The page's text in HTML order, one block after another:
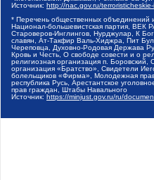
Источник: http://nac.gov.ru/
* Перечень общественных объединений
Национал-большевистская партия, ВЕК
Староверов-Инглингов, Нурджулар, К
славян, Ат-Такфир Валь-Хиджра, Пит
Череповца, Духовно-Родовая Держава
Кровь и Честь, О свободе совести и о
религиозная организация п.
организация «Братство», Свидетели
болельщиков «Фирма», Молодежная
республика Русь, Арестантское
прав граждан, Штабы Навального
Источник: https://minjust.gov.ru/ru/